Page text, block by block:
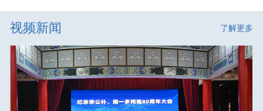
视频新闻 了解更多